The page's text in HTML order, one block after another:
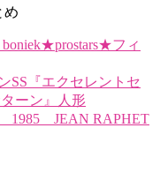
め
フィ
SS『エクセレントセ
ーン』人形
1985 JEAN RAPHET